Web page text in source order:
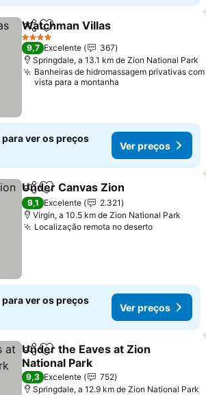
PartilharAdicionar aos favoritos
Watchman Villas
4 Estrelas
9,7 Excelente
367
Springdale, a 13.1 km de Zion National Park
Banheiras de hidromassagem privativas com
vista para a montanha
ver os preços
Ver preços
PartilharAdicionar aos favoritos
Under Canvas Zion
9,1 Excelente
2.321
Virgin, a 10.5 km de Zion National Park
Localização remota no desertoVer
ver os preços
Ver preços
PartilharAdicionar aos favoritos
Under the Eaves at Zion
National Park
Ver preços
9,3 Excelente
752
Springdale, a 12.9 km de Zion National Park